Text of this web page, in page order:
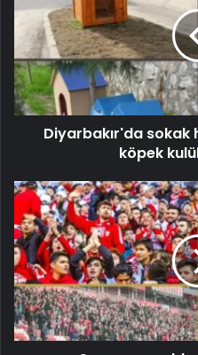
Diyarbakır'da sokak
köpek